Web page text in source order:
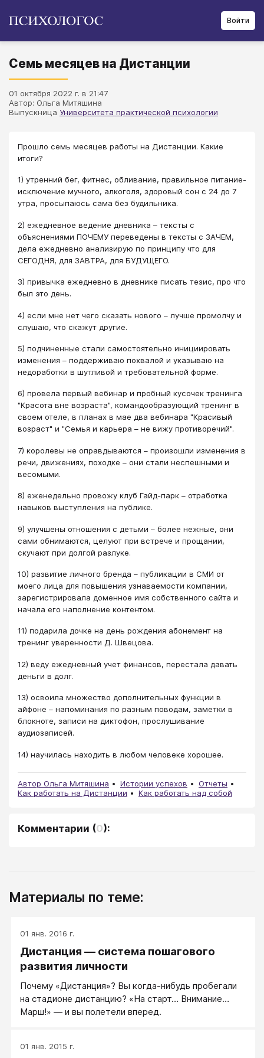
Войти
Семь месяцев на Дистанции
01 октября 2022 г. в 21:47
Автор: Ольга Митяшина
Выпускница Университета практической психологии
Прошло семь месяцев работы на Дистанции. Какие
итоги?
1) утренний бег, фитнес, обливание, правильное питание-
исключение мучного, алкоголя, здоровый сон с 24 до 7
утра, просыпаюсь сама без будильника.
2) ежедневное ведение дневника – тексты с
объяснениями ПОЧЕМУ переведены в тексты с ЗАЧЕМ,
дела ежедневно анализирую по принципу что для
СЕГОДНЯ, для ЗАВТРА, для БУДУЩЕГО.
3) привычка ежедневно в дневнике писать тезис, про что
был это день.
4) если мне нет чего сказать нового – лучше промолчу и
слушаю, что скажут другие.
5) подчиненные стали самостоятельно инициировать
изменения – поддерживаю похвалой и указываю на
недоработки в шутливой и требовательной форме.
6) провела первый вебинар и пробный кусочек тренинга
"Красота вне возраста", командообразующий тренинг в
своем отеле, в планах в мае два вебинара "Красивый
возраст" и "Семья и карьера – не вижу противоречий".
7) королевы не оправдываются – произошли изменения в
речи, движениях, походке – они стали неспешными и
весомыми.
8) еженедельно провожу клуб Гайд-парк – отработка
навыков выступления на публике.
9) улучшены отношения с детьми – более нежные, они
сами обнимаются, целуют при встрече и прощании,
скучают при долгой разлуке.
10) развитие личного бренда – публикации в СМИ от
моего лица для повышения узнаваемости компании,
зарегистрировала доменное имя собственного сайта и
начала его наполнение контентом.
11) подарила дочке на день рождения абонемент на
тренинг уверенности Д. Швецова.
12) веду ежедневный учет финансов, перестала давать
деньги в долг.
13) освоила множество дополнительных функции в
айфоне – напоминания по разным поводам, заметки в
блокноте, записи на диктофон, прослушивание
аудиозаписей.
14) научилась находить в любом человеке хорошее.
Автор Ольга Митяшина Истории успехов
Отчеты
Как работать на Дистанции
Как работать над собой
Комментарии (0):
Материалы по теме:
01 янв. 2016 г.
Дистанция — система пошагового
развития личности
Почему «Дистанция»? Вы когда-нибудь пробегали
на стадионе дистанцию? «На старт… Внимание…
Марш!» — и вы полетели вперед.
01 янв. 2015 г.